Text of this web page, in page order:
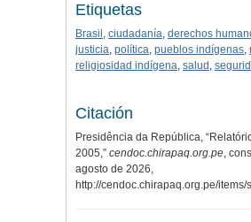
Etiquetas
Brasil , ciudadanía, derechos
justicia, política, pueblos indígenas,
religiosidad indígena, salud ,
Citación
Presidência da República,
2005,” cendoc.chirapaq.org.pe,
agosto de 2026,
http://cendoc.chirapaq.org.pe/items/